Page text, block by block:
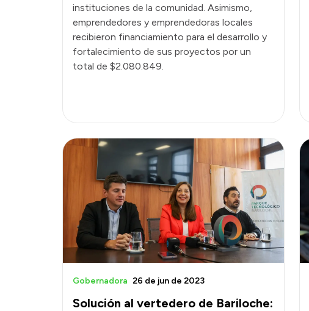
instituciones de la comunidad. Asimismo,
emprendedores y emprendedoras locales
recibieron financiamiento para el desarrollo y
fortalecimiento de sus proyectos por un
total de $2.080.849.
Solución al vertedero de Bariloche:
Gobernadora 26 de jun de 2023